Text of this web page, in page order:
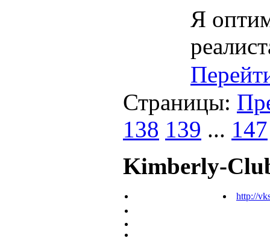
Я
Страницы:
138 139 ... 147
Kimberly-
http://